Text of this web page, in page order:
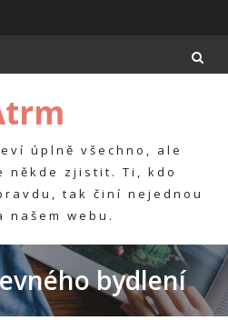
úplně všechno, ale
někde zjistit. Ti, kdo
tak činí nejednou
našem webu.
bydlení